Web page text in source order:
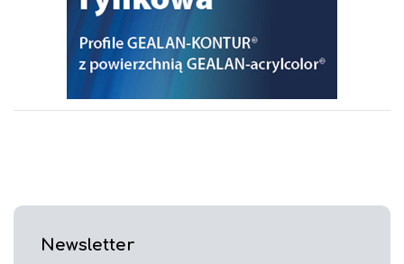
Newsletter